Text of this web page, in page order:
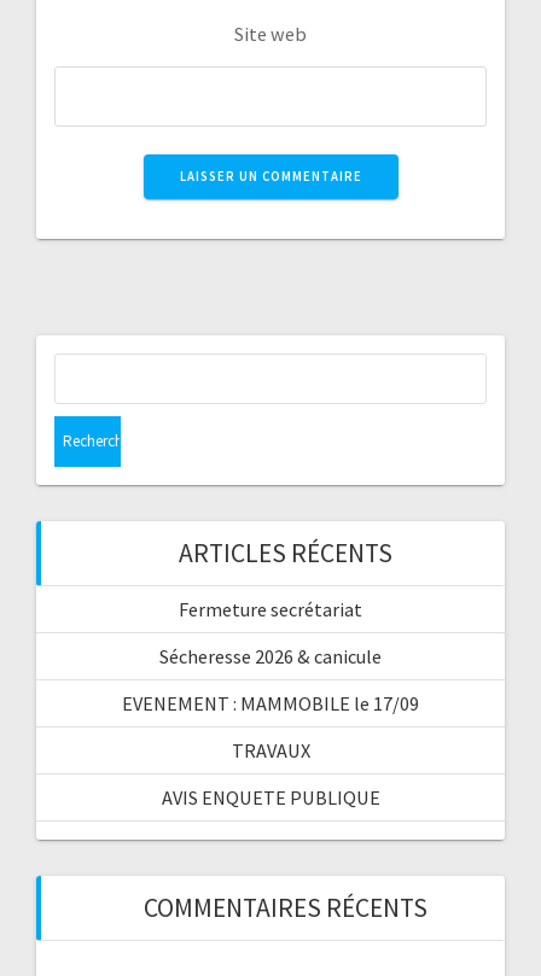
Site web
ARTICLES RÉCENTS
Fermeture secrétariat
Sécheresse 2026 & canicule
EVENEMENT : MAMMOBILE le 17/09
TRAVAUX
AVIS ENQUETE PUBLIQUE
COMMENTAIRES RÉCENTS